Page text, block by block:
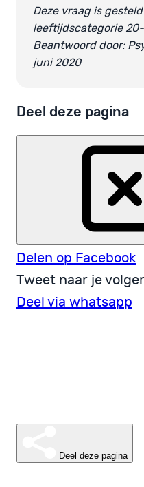
Deze vraag is
leeftijdscategorie
Beantwoord door:
juni 2020
Deel deze pagina
Delen op Facebook
Tweet naar je
Deel via whatsapp
Deel deze pagina